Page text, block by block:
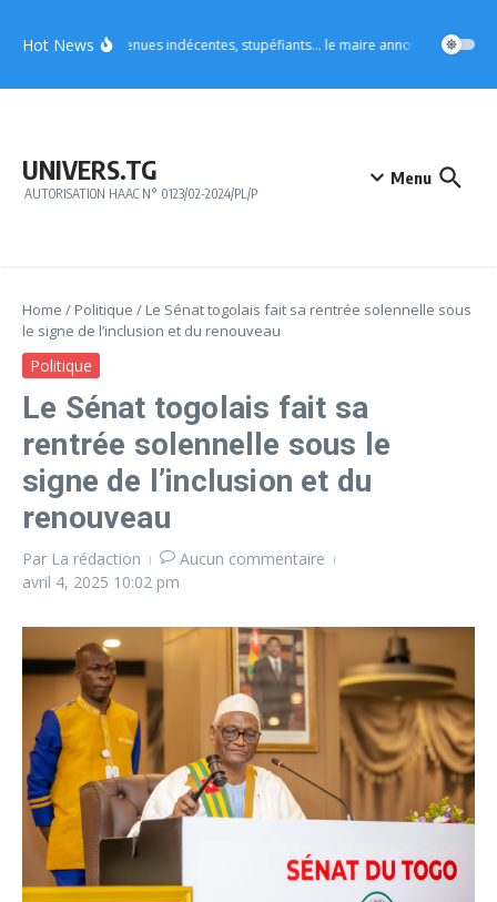
Hot NewsVo4 : tenues indécentes, stupéfiants… le maire annonce des
UNIVERS.TG
AUTORISATION HAAC N° 0123/02-2024/PL/P
Menu
Home / Politique / Le Sénat togolais fait sa rentrée solennelle sous
le signe de l’inclusion et du renouveau
Politique
Le Sénat togolais fait sa
rentrée solennelle sous le
signe de l’inclusion et du
renouveau
Par La rédaction
Aucun commentaire
avril 4, 2025 10:02 pm